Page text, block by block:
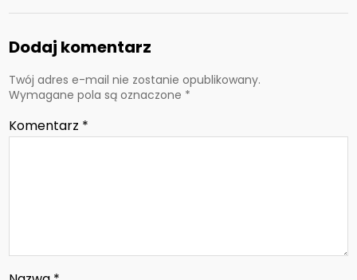
Dodaj komentarz
Twój adres e-mail nie zostanie opublikowany.
Wymagane pola są oznaczone *
Komentarz *